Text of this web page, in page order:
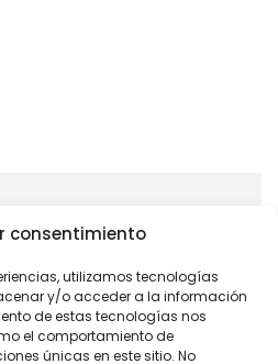
consentimiento
utilizamos tecnologías
y/o acceder a la información
de estas tecnologías nos
el comportamiento de
únicas en este sitio. No